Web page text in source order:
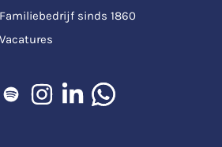
Familiebedrijf sinds 1860
Vacatures